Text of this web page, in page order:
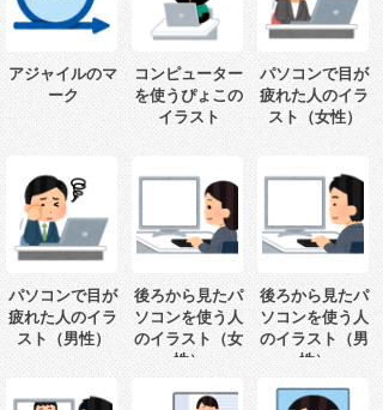
アジャイルのマ
ーク
コンピューター
を使うぴょこの
イラスト
パソコンで目が
疲れた人のイラ
スト（女性）
パソコンで目が
疲れた人のイラ
スト（男性）
後ろから見たパ
ソコンを使う人
のイラスト（女
性）
後ろから見たパ
ソコンを使う人
のイラスト（男
性）